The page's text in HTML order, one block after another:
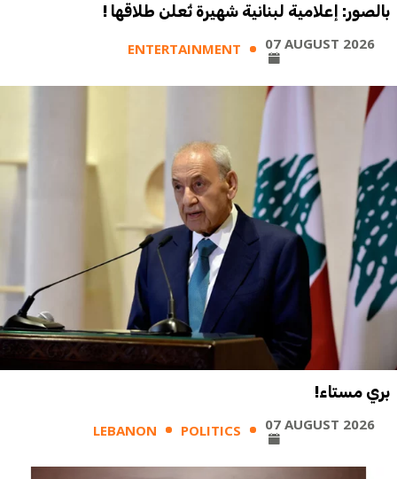
بالصور: إعلامية لبنانية شهيرة تُعلن طلاقها !
ENTERTAINMENT 07 AUGUST 2026
بري مستاء!
LEBANON POLITICS 07 AUGUST 2026